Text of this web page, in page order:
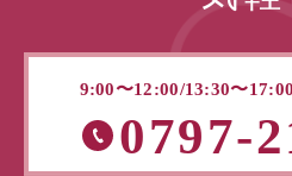
9:00〜12:00/13:30〜17:00
0797-